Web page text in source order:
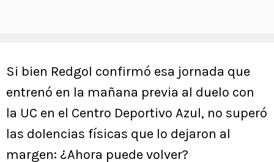
Si bien Redgol confirmó esa jornada que
entrenó en la mañana previa al duelo con
la UC en el Centro Deportivo Azul, no superó
las dolencias físicas que lo dejaron al
margen: ¿Ahora puede volver?